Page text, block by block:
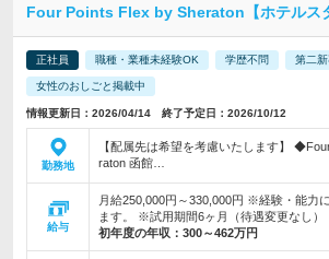
Four Points Flex by Sheraton【ホテルス
正社員 職種・業種未経験OK 学歴不問 第二
女性のおしごと掲載中
情報更新日：2026/04/14 終了予定日：2026/10/12
勤務地
【配属先は希望を考慮いたします】
raton 函館…
給与
月給250,000円～330,000円 ※経験・能力
ます。 ※試用期間6ヶ月（待遇変更なし）
初年度の年収： 300～462万円